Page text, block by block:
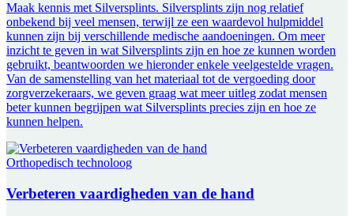
Maak kennis met Silversplints. Silversplints zijn nog relatief
onbekend bij veel mensen, terwijl ze een waardevol hulpmiddel
kunnen zijn bij verschillende medische aandoeningen. Om meer
inzicht te geven in wat Silversplints zijn en hoe ze kunnen worden
gebruikt, beantwoorden we hieronder enkele veelgestelde vragen.
Van de samenstelling van het materiaal tot de vergoeding door
zorgverzekeraars, we geven graag wat meer uitleg zodat mensen
beter kunnen begrijpen wat Silversplints precies zijn en hoe ze
kunnen helpen.
Orthopedisch technoloog
Verbeteren vaardigheden van de hand